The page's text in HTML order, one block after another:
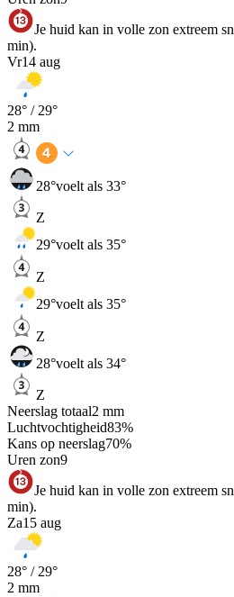
Je huid kan in volle zon extreem
min).
Vr14 aug
28° / 29°
2 mm
28°voelt als 33°
Z
29°voelt als 35°
Z
29°voelt als 35°
Z
28°voelt als 34°
Z
Neerslag totaal2 mm
Luchtvochtigheid83%
Kans op neerslag70%
Uren zon9
Je huid kan in volle zon extreem
min).
Za15 aug
28° / 29°
2 mm